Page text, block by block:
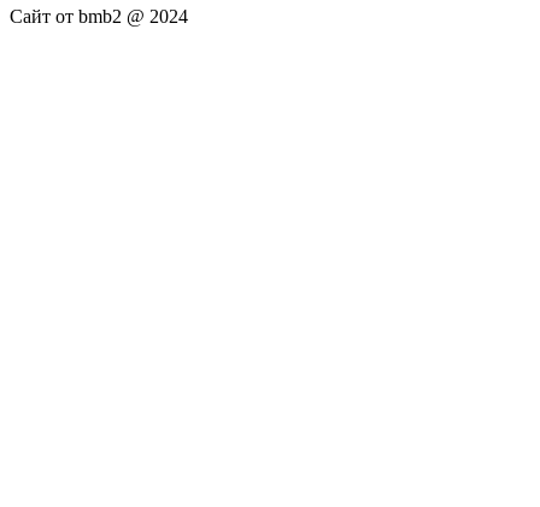
Сайт от bmb2 @ 2024